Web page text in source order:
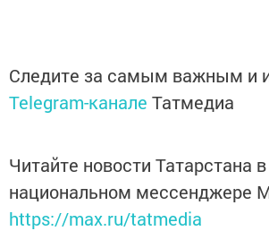
Следите за самым важным и
Telegram-канале Татмедиа
Читайте новости Татарстана в
национальном мессенджере
https://max.ru/tatmedia